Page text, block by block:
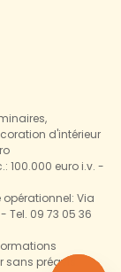
d'intérieur
100.000 euro i.v. -
opérationnel: Via
Tel. 09 73 05 36
préavis.